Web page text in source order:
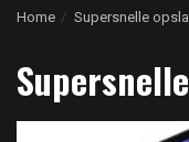
Home Supersnelle